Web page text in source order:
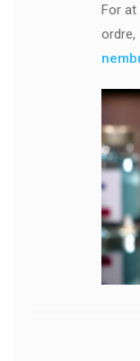
For at
ordre,